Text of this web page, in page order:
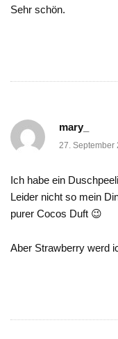
Sehr schön.
mary_
27. September
Ich habe ein
Leider nicht so mein
purer Cocos Duft 😉
Aber Strawberry werd